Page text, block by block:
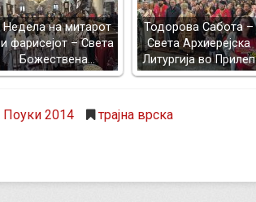
Недела на митарот
и фарисејот – Светa
Божествена…
Тодорова Сабота –
Света Архиерејска
Литургија во Прилеп
Поуки 2014 трајна врска